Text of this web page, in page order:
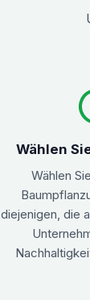
Wählen
Wählen
diejenigen, die